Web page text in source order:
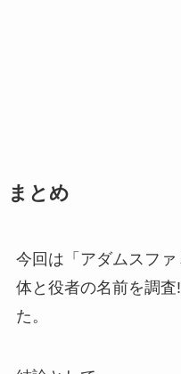
まとめ
今回は「アダムスフ
体と役者の名前を調
た。